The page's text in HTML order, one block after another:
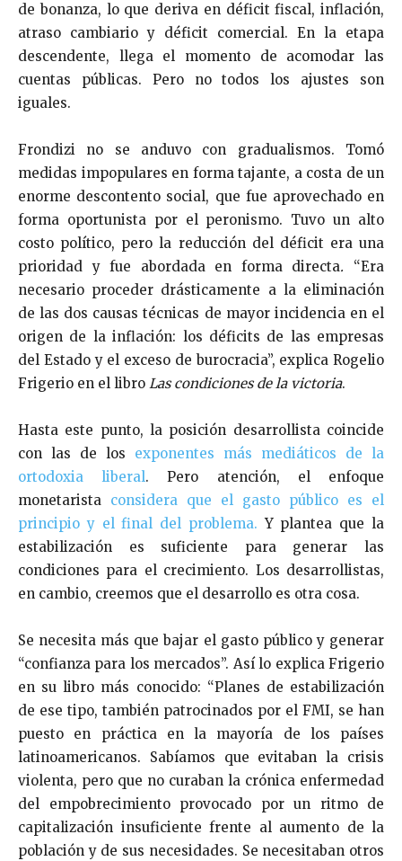
de bonanza, lo que deriva en déficit fiscal, inflación,
atraso cambiario y déficit comercial. En la etapa
descendente, llega el momento de acomodar las
cuentas públicas. Pero no todos los ajustes son
iguales.
Frondizi no se anduvo con gradualismos. Tomó
medidas impopulares en forma tajante, a costa de un
enorme descontento social, que fue aprovechado en
forma oportunista por el peronismo. Tuvo un alto
costo político, pero la reducción del déficit era una
prioridad y fue abordada en forma directa. “Era
necesario proceder drásticamente a la eliminación
de las dos causas técnicas de mayor incidencia en el
origen de la inflación: los déficits de las empresas
del Estado y el exceso de burocracia”, explica Rogelio
Frigerio en el libro Las condiciones de la victoria.
Hasta este punto, la posición desarrollista coincide
con las de los exponentes más mediáticos de la
ortodoxia liberal. Pero atención, el enfoque
monetarista considera que el gasto público es el
principio y el final del problema. Y plantea que la
estabilización es suficiente para generar las
condiciones para el crecimiento. Los desarrollistas,
en cambio, creemos que el desarrollo es otra cosa.
Se necesita más que bajar el gasto público y generar
“confianza para los mercados”. Así lo explica Frigerio
en su libro más conocido: “Planes de estabilización
de ese tipo, también patrocinados por el FMI, se han
puesto en práctica en la mayoría de los países
latinoamericanos. Sabíamos que evitaban la crisis
violenta, pero que no curaban la crónica enfermedad
del empobrecimiento provocado por un ritmo de
capitalización insuficiente frente al aumento de la
población y de sus necesidades. Se necesitaban otros